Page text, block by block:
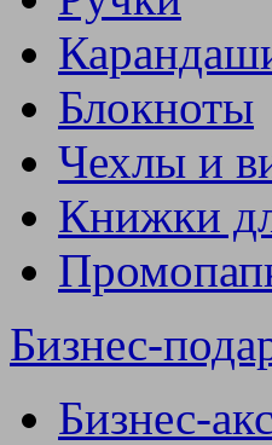
Блокноты
Чехлы и
Книжки
Бизнес-
Бизнес-